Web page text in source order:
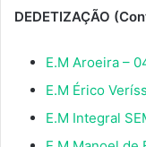
DEDETIZAÇÃO
E.M Aroeira –
E.M Érico
E.M Integral